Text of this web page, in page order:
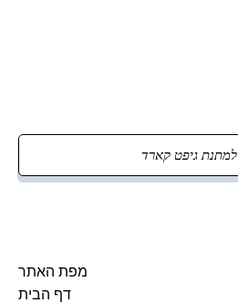
דף הבית
מפת האתר
למתנת גיפט קארד